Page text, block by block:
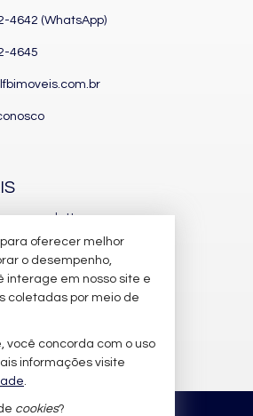
4642 (WhatsApp)
4645
newsletter
financeiros
imóvel
Política de Privacidade
oferecer melhor
o desempenho,
interage em nosso site e
coletadas por meio de
você concorda com o uso
informações visite
.
cookies?